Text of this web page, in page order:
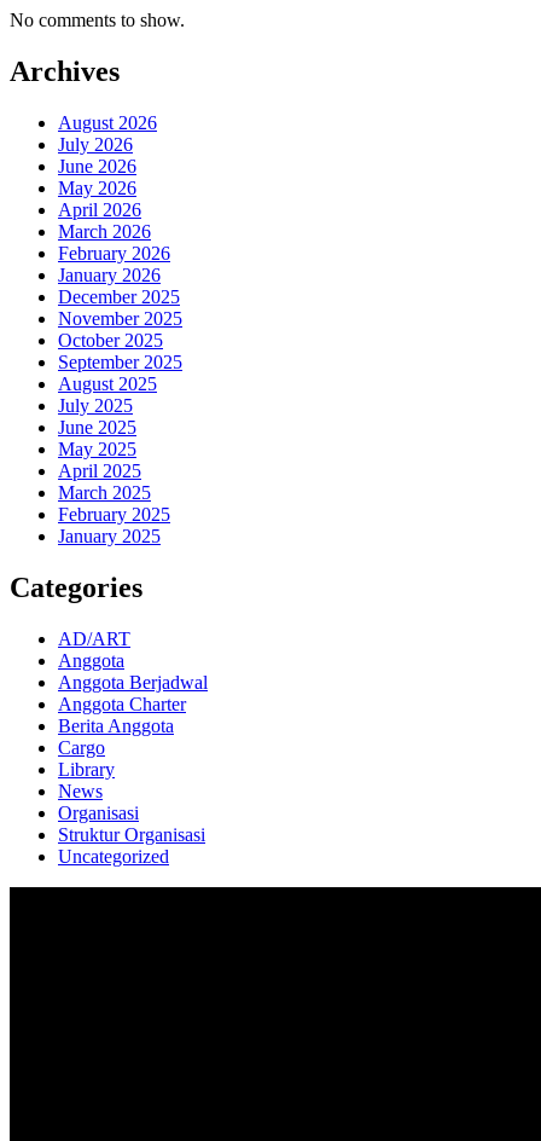
No comments to show.
Archives
August 2026
July 2026
June 2026
May 2026
April 2026
March 2026
February 2026
January 2026
December 2025
November 2025
October 2025
September 2025
August 2025
July 2025
June 2025
May 2025
April 2025
March 2025
February 2025
January 2025
Categories
AD/ART
Anggota
Anggota Berjadwal
Anggota Charter
Berita Anggota
Cargo
Library
News
Organisasi
Struktur Organisasi
Uncategorized